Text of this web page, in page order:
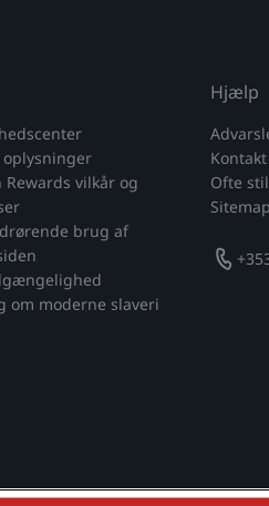
oplysninger
Rewards vilkår og
brug af
om moderne slaveri
Hjælp
Kontakt
Ofte
Sitemap